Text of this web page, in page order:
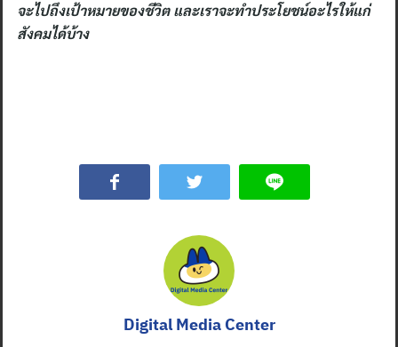
จะไปถึงเป้าหมายของชีวิต และเราจะทำประโยชน์อะไรให้แก่
สังคมได้บ้าง
Digital Media Center